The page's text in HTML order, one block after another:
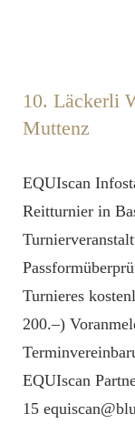
10. Läckerli
Muttenz
EQUIscan
Reitturnier in
Turnieres
200.–)
EQUIscan
15